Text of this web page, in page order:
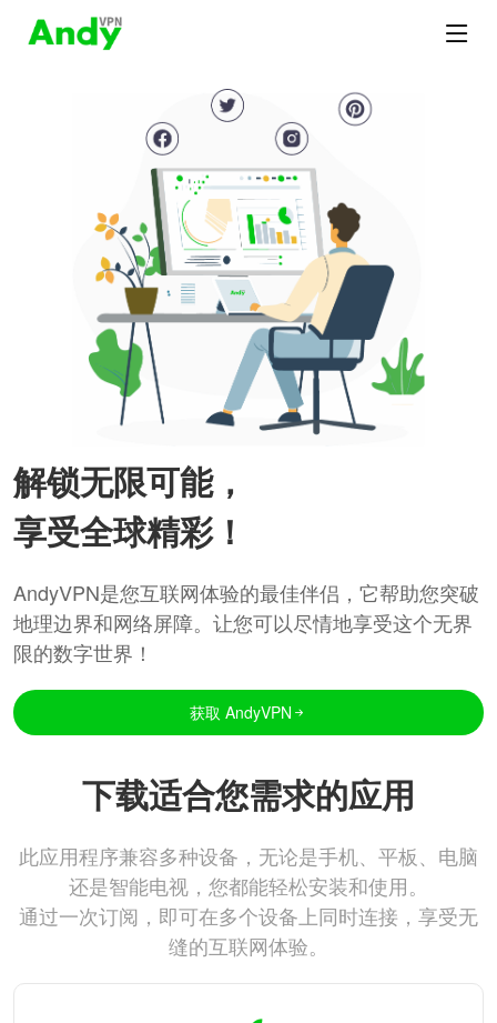
解锁无限可能，
享受全球精彩！
AndyVPN是您互联网体验的最佳伴侣，它帮助您突破
地理边界和网络屏障。让您可以尽情地享受这个无界
限的数字世界！
获取 AndyVPN
下载适合您需求的应用
此应用程序兼容多种设备，无论是手机、平板、电脑
还是智能电视，您都能轻松安装和使用。
通过一次订阅，即可在多个设备上同时连接，享受无
缝的互联网体验。